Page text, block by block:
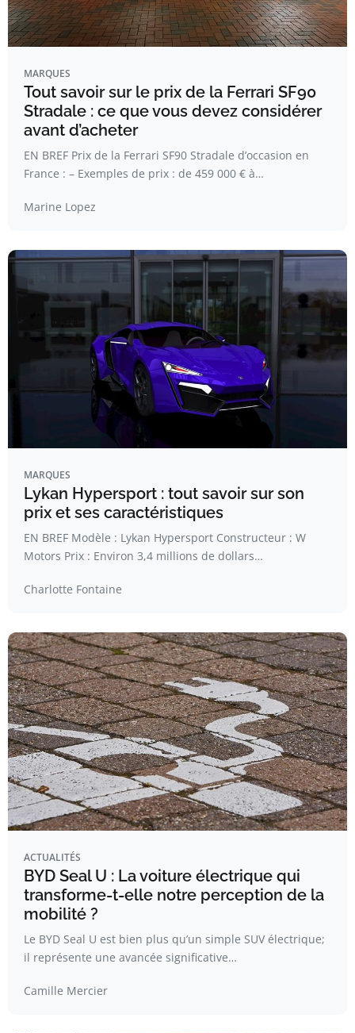
MARQUES
Tout savoir sur le prix de la Ferrari SF90
Stradale : ce que vous devez considérer
avant d’acheter
EN BREF Prix de la Ferrari SF90 Stradale d’occasion en
France : – Exemples de prix : de 459 000 € à…
Marine Lopez
MARQUES
Lykan Hypersport : tout savoir sur son
prix et ses caractéristiques
EN BREF Modèle : Lykan Hypersport Constructeur : W
Motors Prix : Environ 3,4 millions de dollars…
Charlotte Fontaine
ACTUALITÉS
BYD Seal U : La voiture électrique qui
transforme-t-elle notre perception de la
mobilité ?
Le BYD Seal U est bien plus qu’un simple SUV électrique;
il représente une avancée significative…
Camille Mercier